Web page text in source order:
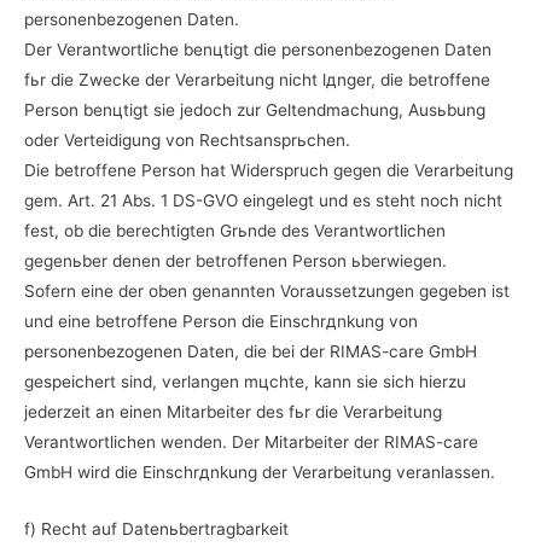
personenbezogenen Daten.
Der Verantwortliche benцtigt die personenbezogenen Daten
fьr die Zwecke der Verarbeitung nicht lдnger, die betroffene
Person benцtigt sie jedoch zur Geltendmachung, Ausьbung
oder Verteidigung von Rechtsansprьchen.
Die betroffene Person hat Widerspruch gegen die Verarbeitung
gem. Art. 21 Abs. 1 DS-GVO eingelegt und es steht noch nicht
fest, ob die berechtigten Grьnde des Verantwortlichen
gegenьber denen der betroffenen Person ьberwiegen.
Sofern eine der oben genannten Voraussetzungen gegeben ist
und eine betroffene Person die Einschrдnkung von
personenbezogenen Daten, die bei der RIMAS-care GmbH
gespeichert sind, verlangen mцchte, kann sie sich hierzu
jederzeit an einen Mitarbeiter des fьr die Verarbeitung
Verantwortlichen wenden. Der Mitarbeiter der RIMAS-care
GmbH wird die Einschrдnkung der Verarbeitung veranlassen.
f) Recht auf Datenьbertragbarkeit